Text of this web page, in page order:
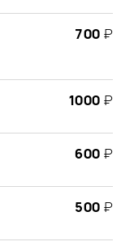
700 ₽
1000 ₽
600 ₽
500 ₽